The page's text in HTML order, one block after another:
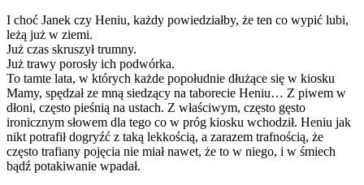
I choć Janek czy Heniu, każdy powiedziałby, że ten co wypić lubi,
leżą już w ziemi.
Już czas skruszył trumny.
Już trawy porosły ich podwórka.
To tamte lata, w których każde popołudnie dłużące się w kiosku
Mamy, spędzał ze mną siedzący na taborecie Heniu… Z piwem w
dłoni, często pieśnią na ustach. Z właściwym, często gęsto
ironicznym słowem dla tego co w próg kiosku wchodził. Heniu jak
nikt potrafił dogryźć z taką lekkością, a zarazem trafnością, że
często trafiany pojęcia nie miał nawet, że to w niego, i w śmiech
bądź potakiwanie wpadał.